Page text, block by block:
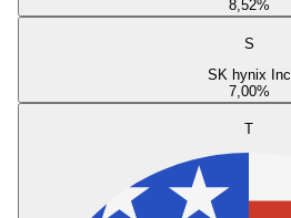
8,52%
S
SK hynix Inc
7,00%
T